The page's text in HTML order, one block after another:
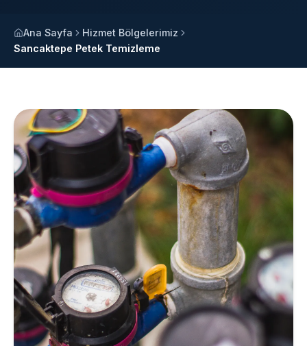
Ana Sayfa
Hizmet Bölgelerimiz
Sancaktepe Petek Temizleme